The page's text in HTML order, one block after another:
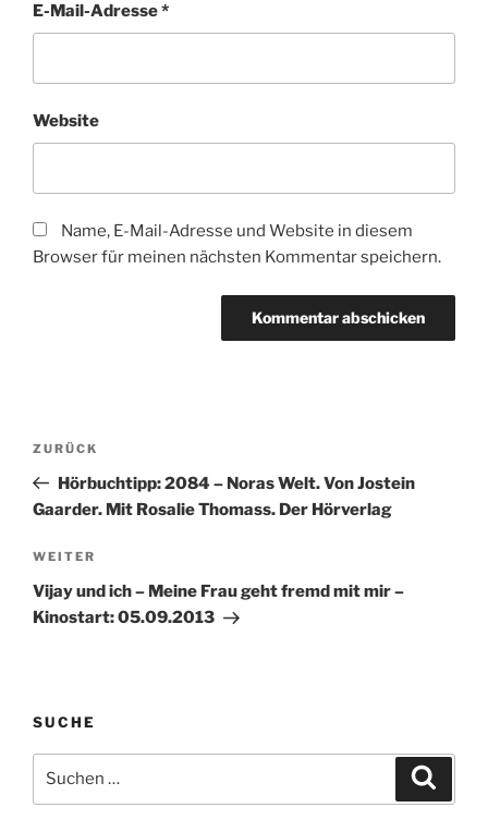
E-Mail-Adresse*
Website
Name, E-Mail-Adresse und Website in diesem
Browser für meinen nächsten Kommentar speichern.
Beitragsnavigation
Vorheriger
Beitrag
ZURÜCK
Hörbuchtipp: 2084 – Noras Welt. Von Jostein
Gaarder. Mit Rosalie Thomass. Der Hörverlag
Nächster
Beitrag
WEITER
Vijay und ich – Meine Frau geht fremd mit mir –
Kinostart: 05.09.2013
SUCHE
nach: